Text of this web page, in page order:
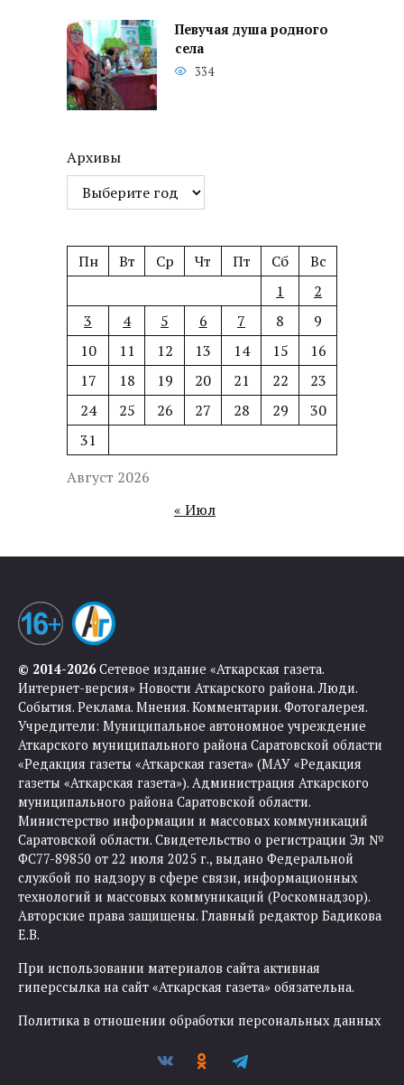
Певучая душа родного
села
334
Архивы
Август 2026
Пн Вт Ср Чт Пт Сб
Вс
1
2
3
4 5 6 7 8
9
10
11 12 13 14 15
16
17
18 19 20 21 22
23
24
25 26 27 28 29
30
31
« Июл
© 2014-2026Сетевое издание «Аткарская газета.
Интернет-версия» Новости Аткарского района. Люди.
События. Реклама. Мнения. Комментарии. Фотогалерея.
Учредители: Муниципальное автономное учреждение
Аткарского муниципального района Саратовской области
«Редакция газеты «Аткарская газета» (МАУ «Редакция
газеты «Аткарская газета»). Администрация Аткарского
муниципального района Саратовской области.
Министерство информации и массовых коммуникаций
Саратовской области. Свидетельство о регистрации Эл №
ФС77-89850 от 22 июля 2025 г., выдано Федеральной
службой по надзору в сфере связи, информационных
технологий и массовых коммуникаций (Роскомнадзор).
Авторские права защищены. Главный редактор Бадикова
Е.В.
При использовании материалов сайта активная
гиперссылка на сайт «Аткарская газета» обязательна.
Политика в отношении обработки персональных данных